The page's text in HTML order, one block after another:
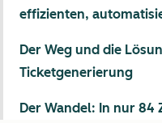
effizienten,
Der Weg und die
Ticketgenerierung
Der Wandel: In nur 84